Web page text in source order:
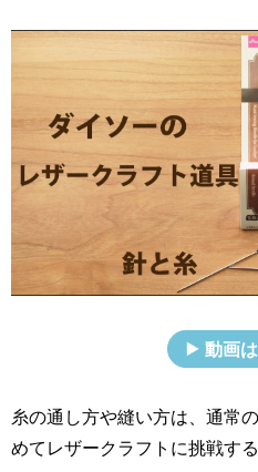
動画
糸の通し方や縫い方は、通常
めてレザークラフトに挑戦する